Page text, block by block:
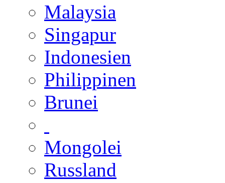
Malaysia
Singapur
Indonesien
Philippinen
Brunei
Mongolei
Russland